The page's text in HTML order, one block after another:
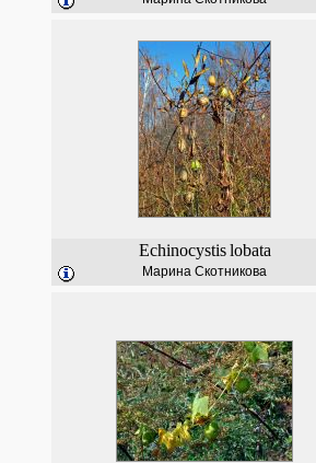
Echinocystis lobata
Марина Скотникова